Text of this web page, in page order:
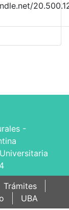
-
Trámites
UBA